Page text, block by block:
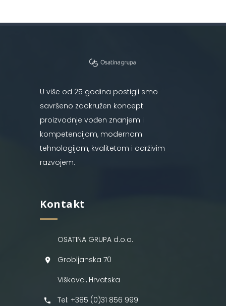
U više od 25 godina postigli smo
savršeno zaokružen koncept
proizvodnje vođen znanjem i
kompetencijom, modernom
tehnologijom, kvalitetom i održivim
razvojem.
Kontakt
OSATINA GRUPA d.o.o.
Grobljanska 70
Viškovci, Hrvatska
Tel: +385 (0)31 856 999